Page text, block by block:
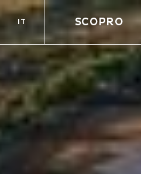
IT SCOPRO